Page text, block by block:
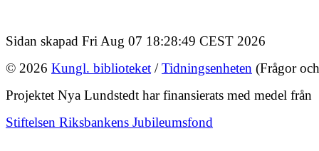
Sidan skapad Fri Aug 07 18:28:49 CEST 2026
© 2026 Kungl. biblioteket /Tidningsenheten (Frågor
Projektet Nya Lundstedt har finansierats med medel från
Stiftelsen Riksbankens Jubileumsfond